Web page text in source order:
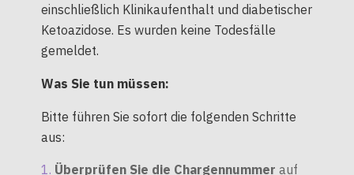
einschließlich Klinikaufenthalt und diabetischer
Ketoazidose. Es wurden keine Todesfälle
gemeldet.
Was Sie tun müssen:
Bitte führen Sie sofort die folgenden Schritte
aus:
Überprüfen Sie die Chargennummer auf